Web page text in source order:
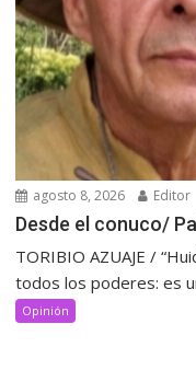
agosto 8, 2026 Editor
Desde el conuco/
TORIBIO AZUAJE /
todos los poderes: es
Opinión